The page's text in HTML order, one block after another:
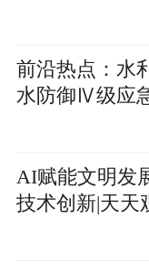
前沿热点：水
水防御Ⅳ级应
AI赋能文明发
技术创新|天天